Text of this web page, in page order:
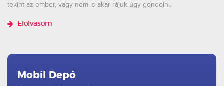
tekint az ember, vagy nem is akar rájuk úgy gondolni.
Elolvasom
Mobil Depó